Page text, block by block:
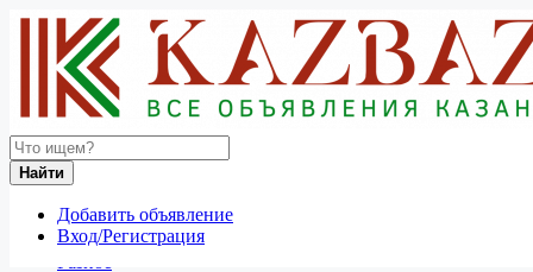
Найти
Добавить объявление
Вход/Регистрация
Россия
Для дома и дачи
Отдам даром